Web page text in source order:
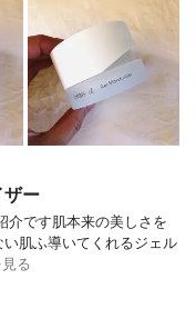
ザー
介です肌本来の美しさを
肌ふ導いてくれるジェル
る